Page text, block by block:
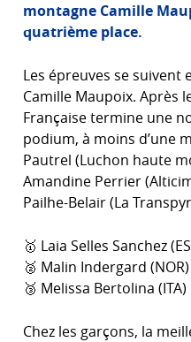
montagne Camille
quatrième place.
Les épreuves se
Camille Maupoix. Après
Française termine une
podium, à moins d’une
Pautrel (Luchon haute
Amandine Perrier
Pailhe-Belair (La
🥇 Laia Selles Sanchez
🥈 Malin Indergard (NOR)
🥉 Melissa Bertolina (ITA)
Chez les garçons, la